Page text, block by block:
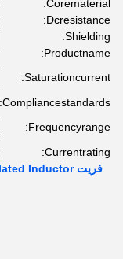
Corematerial:
Dcresistance:
Shielding:
Productname:
Saturationcurrent:
Compliancestandards:
Frequencyrange:
Currentrating: